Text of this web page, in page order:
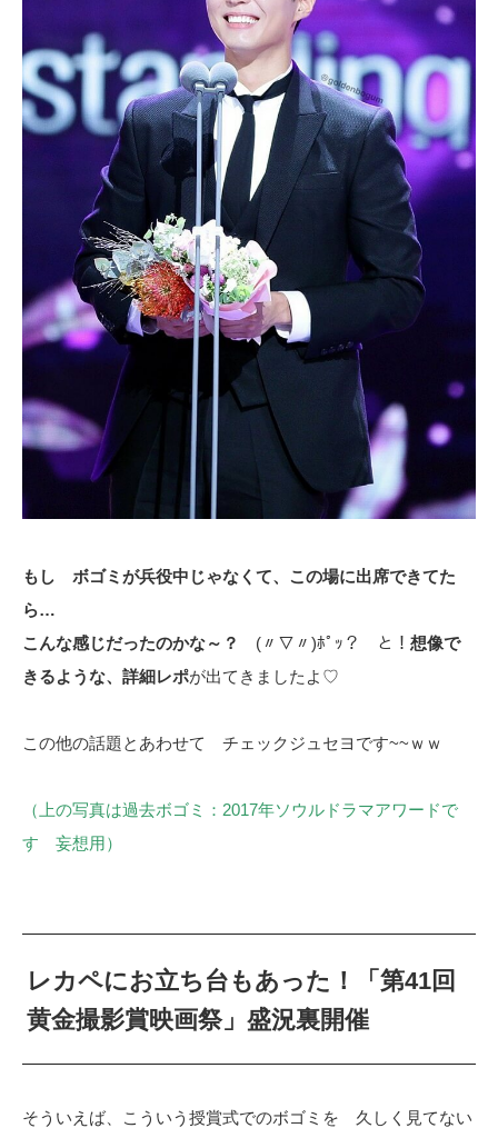
もし ボゴミが兵役中じゃなくて、この場に出席できてた
ら…
こんな感じだったのかな～？ (〃▽〃)ﾎﾟｯ？ と！ 想像で
きるような、詳細レポが出てきましたよ♡
この他の話題とあわせて チェックジュセヨです~~ｗｗ
（上の写真は過去ボゴミ：2017年ソウルドラマアワードで
す 妄想用）
レカペにお立ち台もあった！「第41回
黄金撮影賞映画祭」盛況裏開催
そういえば、こういう授賞式でのボゴミを 久しく見てない